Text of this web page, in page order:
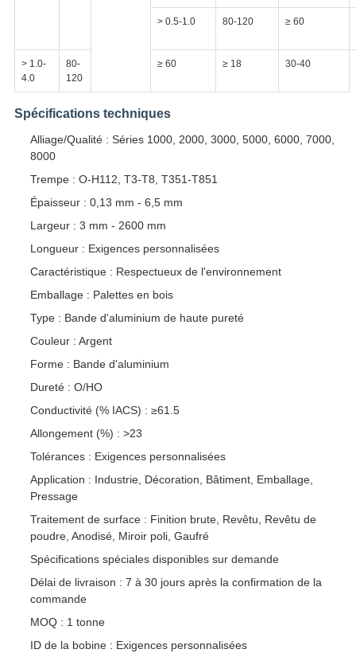
> 0.5-1.0 80-120 ≥ 60
> 1.0-
4.0
80-
120
≥ 60 ≥ 18 30-40
Spécifications techniques
Alliage/Qualité : Séries 1000, 2000, 3000, 5000, 6000, 7000,
8000
Trempe : O-H112, T3-T8, T351-T851
Épaisseur : 0,13 mm - 6,5 mm
Largeur : 3 mm - 2600 mm
Longueur : Exigences personnalisées
Caractéristique : Respectueux de l'environnement
Emballage : Palettes en bois
Type : Bande d'aluminium de haute pureté
Couleur : Argent
Forme : Bande d'aluminium
Dureté : O/HO
Conductivité (% IACS) : ≥61.5
Allongement (%) : >23
Tolérances : Exigences personnalisées
Application : Industrie, Décoration, Bâtiment, Emballage,
Pressage
Traitement de surface : Finition brute, Revêtu, Revêtu de
poudre, Anodisé, Miroir poli, Gaufré
Spécifications spéciales disponibles sur demande
Délai de livraison : 7 à 30 jours après la confirmation de la
commande
MOQ : 1 tonne
ID de la bobine : Exigences personnalisées